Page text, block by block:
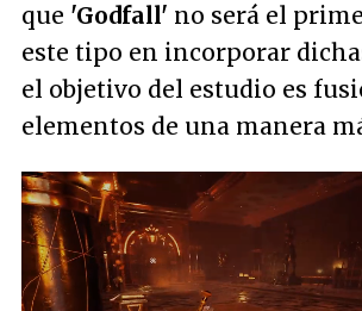
que 'Godfall' no será el
este tipo en incorporar
el objetivo del estudio es
elementos de una manera